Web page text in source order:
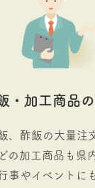
・加工商品
、酢飯の大量注
の加工商品も県
事やイベントに